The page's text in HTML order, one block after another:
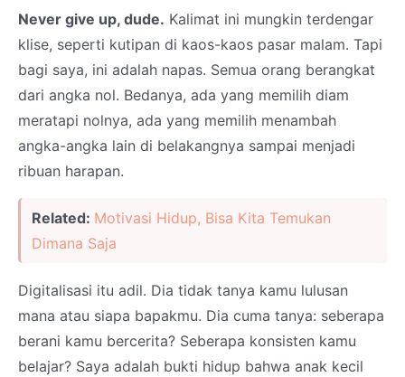
Never give up, dude. Kalimat ini mungkin terdengar
klise, seperti kutipan di kaos-kaos pasar malam. Tapi
bagi saya, ini adalah napas. Semua orang berangkat
dari angka nol. Bedanya, ada yang memilih diam
meratapi nolnya, ada yang memilih menambah
angka-angka lain di belakangnya sampai menjadi
ribuan harapan.
Related: Motivasi Hidup, Bisa Kita Temukan
Dimana Saja
Digitalisasi itu adil. Dia tidak tanya kamu lulusan
mana atau siapa bapakmu. Dia cuma tanya: seberapa
berani kamu bercerita? Seberapa konsisten kamu
belajar? Saya adalah bukti hidup bahwa anak kecil